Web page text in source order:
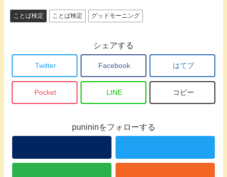
ことば検定 ことば検定 グッドモーニング
シェアする
Twitter Facebook はてブ
Pocket LINE コピー
punininをフォローする